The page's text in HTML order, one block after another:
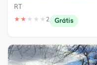
RT
★ ★ ★ ★ ★ 2 Grátis